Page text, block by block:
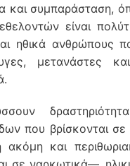
και συμπαράσταση,
είναι
ηθικά ανθρώπους
μετανάστες
που βρίσκονται σε
ακόμη και